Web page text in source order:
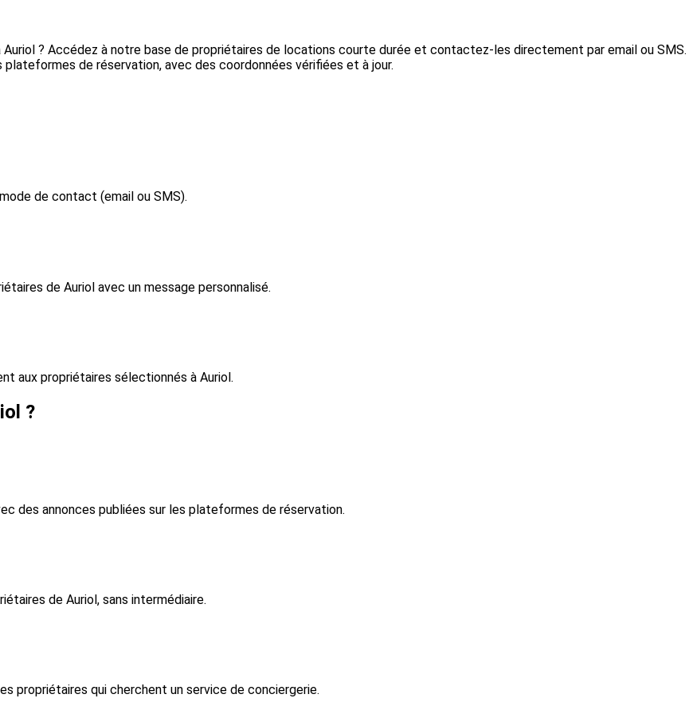
? Accédez à notre base de propriétaires de locations courte durée et contactez-les directement par email ou SMS.
de réservation, avec des coordonnées vérifiées et à jour.
de contact (email ou SMS).
de Auriol avec un message personnalisé.
aux propriétaires sélectionnés à Auriol.
?
des annonces publiées sur les plateformes de réservation.
de Auriol, sans intermédiaire.
propriétaires qui cherchent un service de conciergerie.